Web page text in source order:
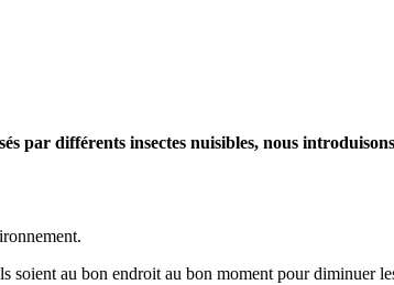
par différents insectes nuisibles, nous
soient au bon endroit au bon moment pour diminuer